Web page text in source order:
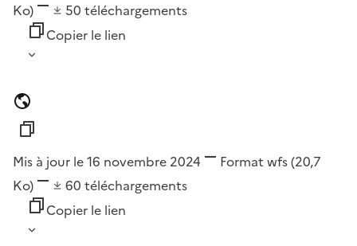
Ko)
50 téléchargements
Copier le lien
Mis à jour le 16 novembre 2024 Format wfs(20,7
Ko)
60 téléchargements
Copier le lien